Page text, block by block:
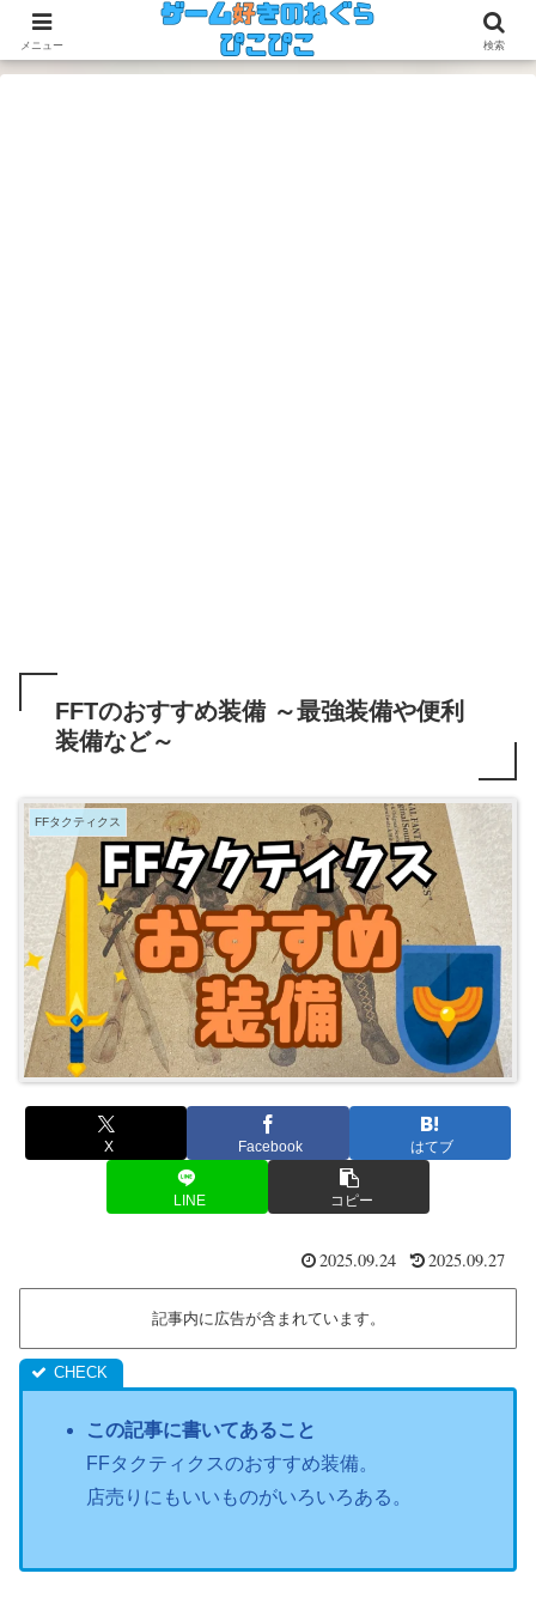
今のゲームも昔のゲームも面白い！
FFTのおすすめ装備 ～最強装備や便利
装備など～
FFタクティクス
X Facebook はてブ
LINE コピー
2025.09.24 2025.09.27
記事内に広告が含まれています。
この記事に書いてあること
FFタクティクスのおすすめ装備。
店売りにもいいものがいろいろある。
メニュー 検索